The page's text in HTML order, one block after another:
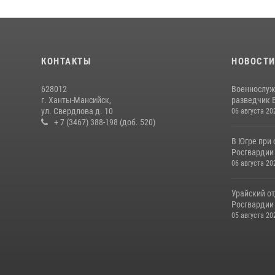
КОНТАКТЫ
628012
г. Ханты-Мансийск,
ул. Свердлова д. 10
+ 7 (3467) 388-198 (доб. 520)
НОВОСТИ
разведчик
06 августа
В Югре при
06 августа
Урайский
05 августа